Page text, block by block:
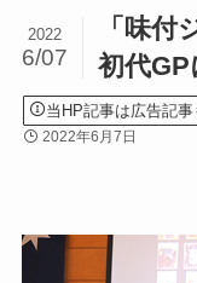
「味付
初代GP
2022
6/07
当HP記事は広告記
2022年6月7日